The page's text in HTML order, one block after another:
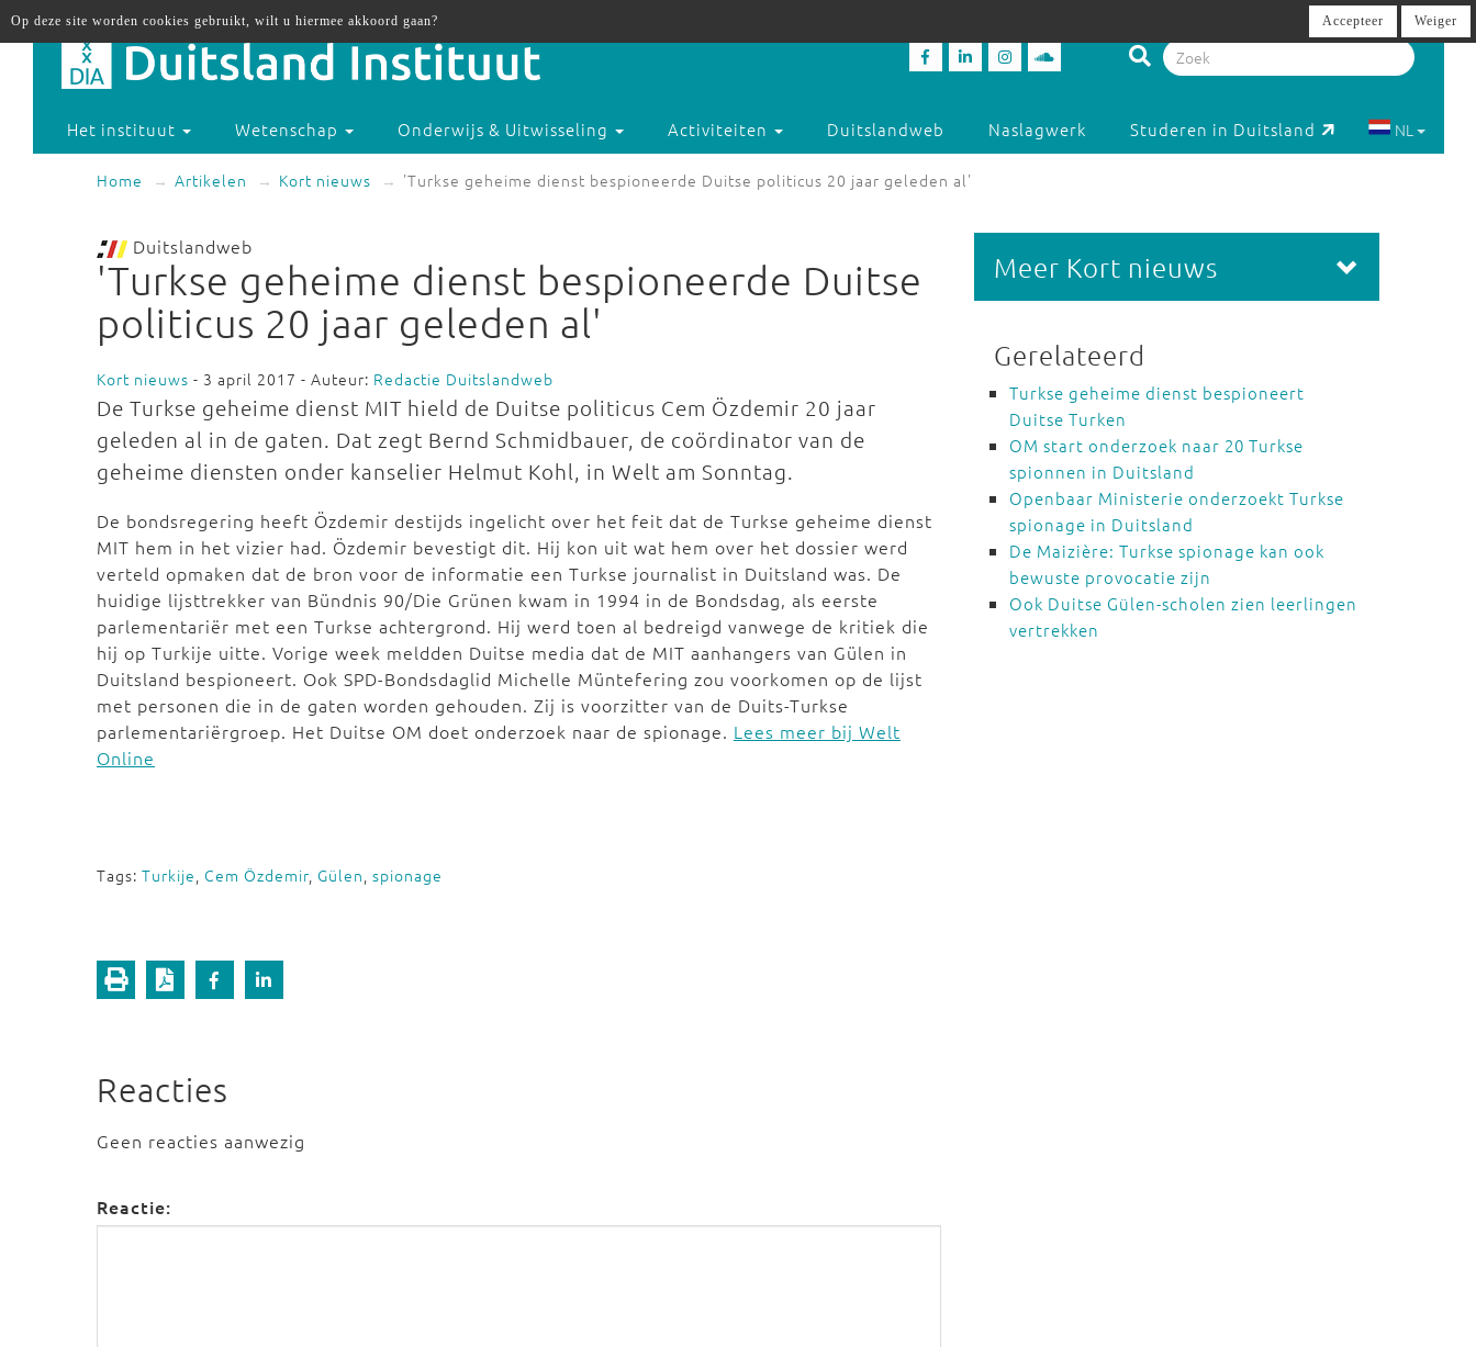
Het instituut Wetenschap Onderwijs & Uitwisseling Activiteiten Duitslandweb Naslagwerk Studeren in Duitsland NL
Home Artikelen Kort nieuws 'Turkse geheime dienst bespioneerde Duitse politicus 20 jaar geleden al'
Duitslandweb
'Turkse geheime dienst bespioneerde Duitse
politicus 20 jaar geleden al'
Kort nieuws - 3 april 2017 - Auteur: Redactie Duitslandweb
De Turkse geheime dienst MIT hield de Duitse politicus Cem Özdemir 20 jaar
geleden al in de gaten. Dat zegt Bernd Schmidbauer, de coördinator van de
geheime diensten onder kanselier Helmut Kohl, in Welt am Sonntag.
De bondsregering heeft Özdemir destijds ingelicht over het feit dat de Turkse geheime dienst
MIT hem in het vizier had. Özdemir bevestigt dit. Hij kon uit wat hem over het dossier werd
verteld opmaken dat de bron voor de informatie een Turkse journalist in Duitsland was. De
huidige lijsttrekker van Bündnis 90/Die Grünen kwam in 1994 in de Bondsdag, als eerste
parlementariër met een Turkse achtergrond. Hij werd toen al bedreigd vanwege de kritiek die
hij op Turkije uitte. Vorige week meldden Duitse media dat de MIT aanhangers van Gülen in
Duitsland bespioneert. Ook SPD-Bondsdaglid Michelle Müntefering zou voorkomen op de lijst
met personen die in de gaten worden gehouden. Zij is voorzitter van de Duits-Turkse
parlementariërgroep. Het Duitse OM doet onderzoek naar de spionage. Lees meer bij Welt
Online
Tags: Turkije, Cem Özdemir, Gülen, spionage
Reacties
Geen reacties aanwezig
Reactie:
Meer Kort nieuws
Gerelateerd
Turkse geheime dienst bespioneert
Duitse Turken
OM start onderzoek naar 20 Turkse
spionnen in Duitsland
Openbaar Ministerie onderzoekt Turkse
spionage in Duitsland
De Maizière: Turkse spionage kan ook
bewuste provocatie zijn
Ook Duitse Gülen-scholen zien leerlingen
vertrekken
Op deze site worden cookies gebruikt, wilt u hiermee akkoord gaan? Accepteer Weiger